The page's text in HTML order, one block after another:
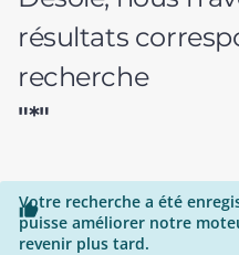
résultats
recherche
"*"

Votre recherche a été
puisse améliorer notre
revenir plus tard.